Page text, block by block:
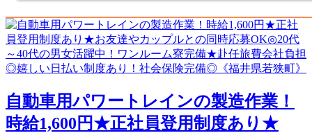
⾃動⾞⽤パワートレインの製造作業！
時給1,600円★正社員登用制度あり★